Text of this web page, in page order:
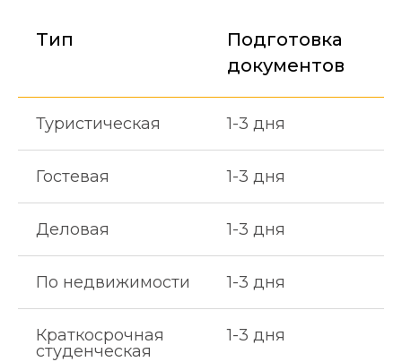
Тип
Подготовка
документов
Туристическая 1-3 дня
Гостевая 1-3 дня
Деловая 1-3 дня
По недвижимости 1-3 дня
Краткосрочная
студенческая
1-3 дня